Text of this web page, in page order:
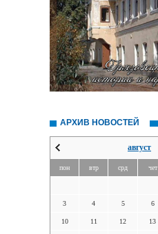
АРХИВ НОВОСТЕЙ
август
пон втр срд чет
3 4 5 6
10 11 12 13